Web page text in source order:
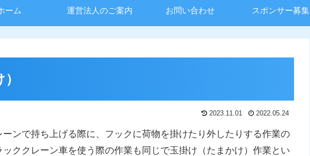
ーム 運営法人のご案内 お問い合わせ スポンサー募集
2023.11.01 2022.05.24
ンで持ち上げる際に、フックに荷物を掛けたり外したりする作業の
ククレーン車を使う際の作業も同じで玉掛け（たまかけ）作業とい